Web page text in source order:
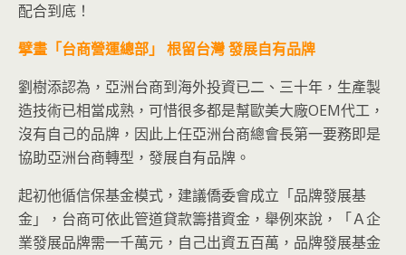
配合到底！
擘畫「台商營運總部」 根留台灣發展自有品牌
劉樹添認為，亞洲台商到海外投資已二、三十年，生產製
造技術已相當成熟，可惜很多都是幫歐美大廠OEM代工，
沒有自己的品牌，因此上任亞洲台商總會長第一要務即是
協助亞洲台商轉型，發展自有品牌。
起初他循信保基金模式，建議僑委會成立「品牌發展基
金」，台商可依此管道貸款籌措資金，舉例來說，「Ａ企
業發展品牌需一千萬元，自己出資五百萬，品牌發展基金